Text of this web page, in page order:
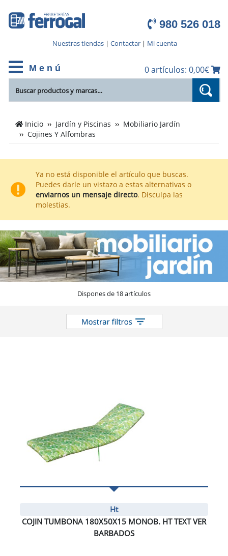
980 526 018
Nuestras tiendas| Contactar| Mi cuenta
M e n ú 0 artículos: 0,00€
Cientos
de
de
Cojines
Y
Alfombras
el
catálogo
Inicio Jardín y Piscinas
Mobiliario Jardín
Cojines Y Alfombras
Ya no está disponible el artículo que buscas.
Puedes darle un vistazo a estas alternativas o
enviarnos un mensaje directo. Disculpa las
molestias.
Dispones de 18 artículos
Ht
COJIN TUMBONA 180X50X15 MONOB. HT TEXT VER
BARBADOS